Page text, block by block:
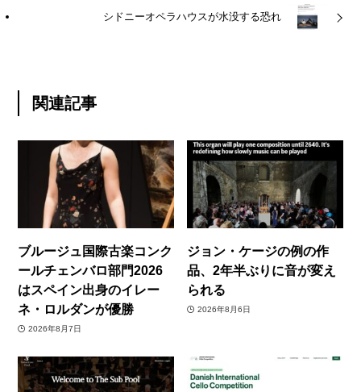
シドニーオペラハウスが水没する恐れ
関連記事
ブルージュ国際古楽コンク
ールチェンバロ部門2026
はスペイン出身のイレー
ネ・ロルダンが優勝
2026年8月7日
ジョン・ケージの例の作
品、2年半ぶりに音が変え
られる
2026年8月6日